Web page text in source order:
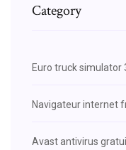
Category
Euro truck simulator
Navigateur internet
Avast antivirus